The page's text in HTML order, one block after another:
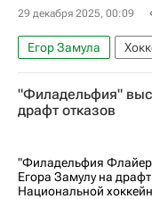
29 декабря 2025, 00:09
Егор Замула
Филадельфия
Национальная
"Филадельфия"
драфт отказов
"Филадельфия
Егора Замулу на
Национальной